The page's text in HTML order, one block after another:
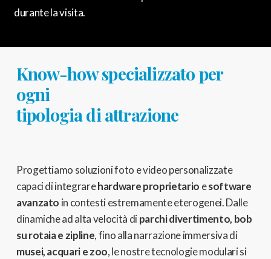
durante la visita.
Know-how specializzato per
ogni
tipologia di attrazione
Progettiamo soluzioni foto e video personalizzate
capaci di integrarehardware proprietario esoftware
avanzato in contesti estremamente eterogenei. Dalle
dinamiche ad alta velocità diparchi divertimento, bob
su rotaia e zipline, fino alla narrazione immersiva di
musei, acquari e zoo, le nostre tecnologie modulari si